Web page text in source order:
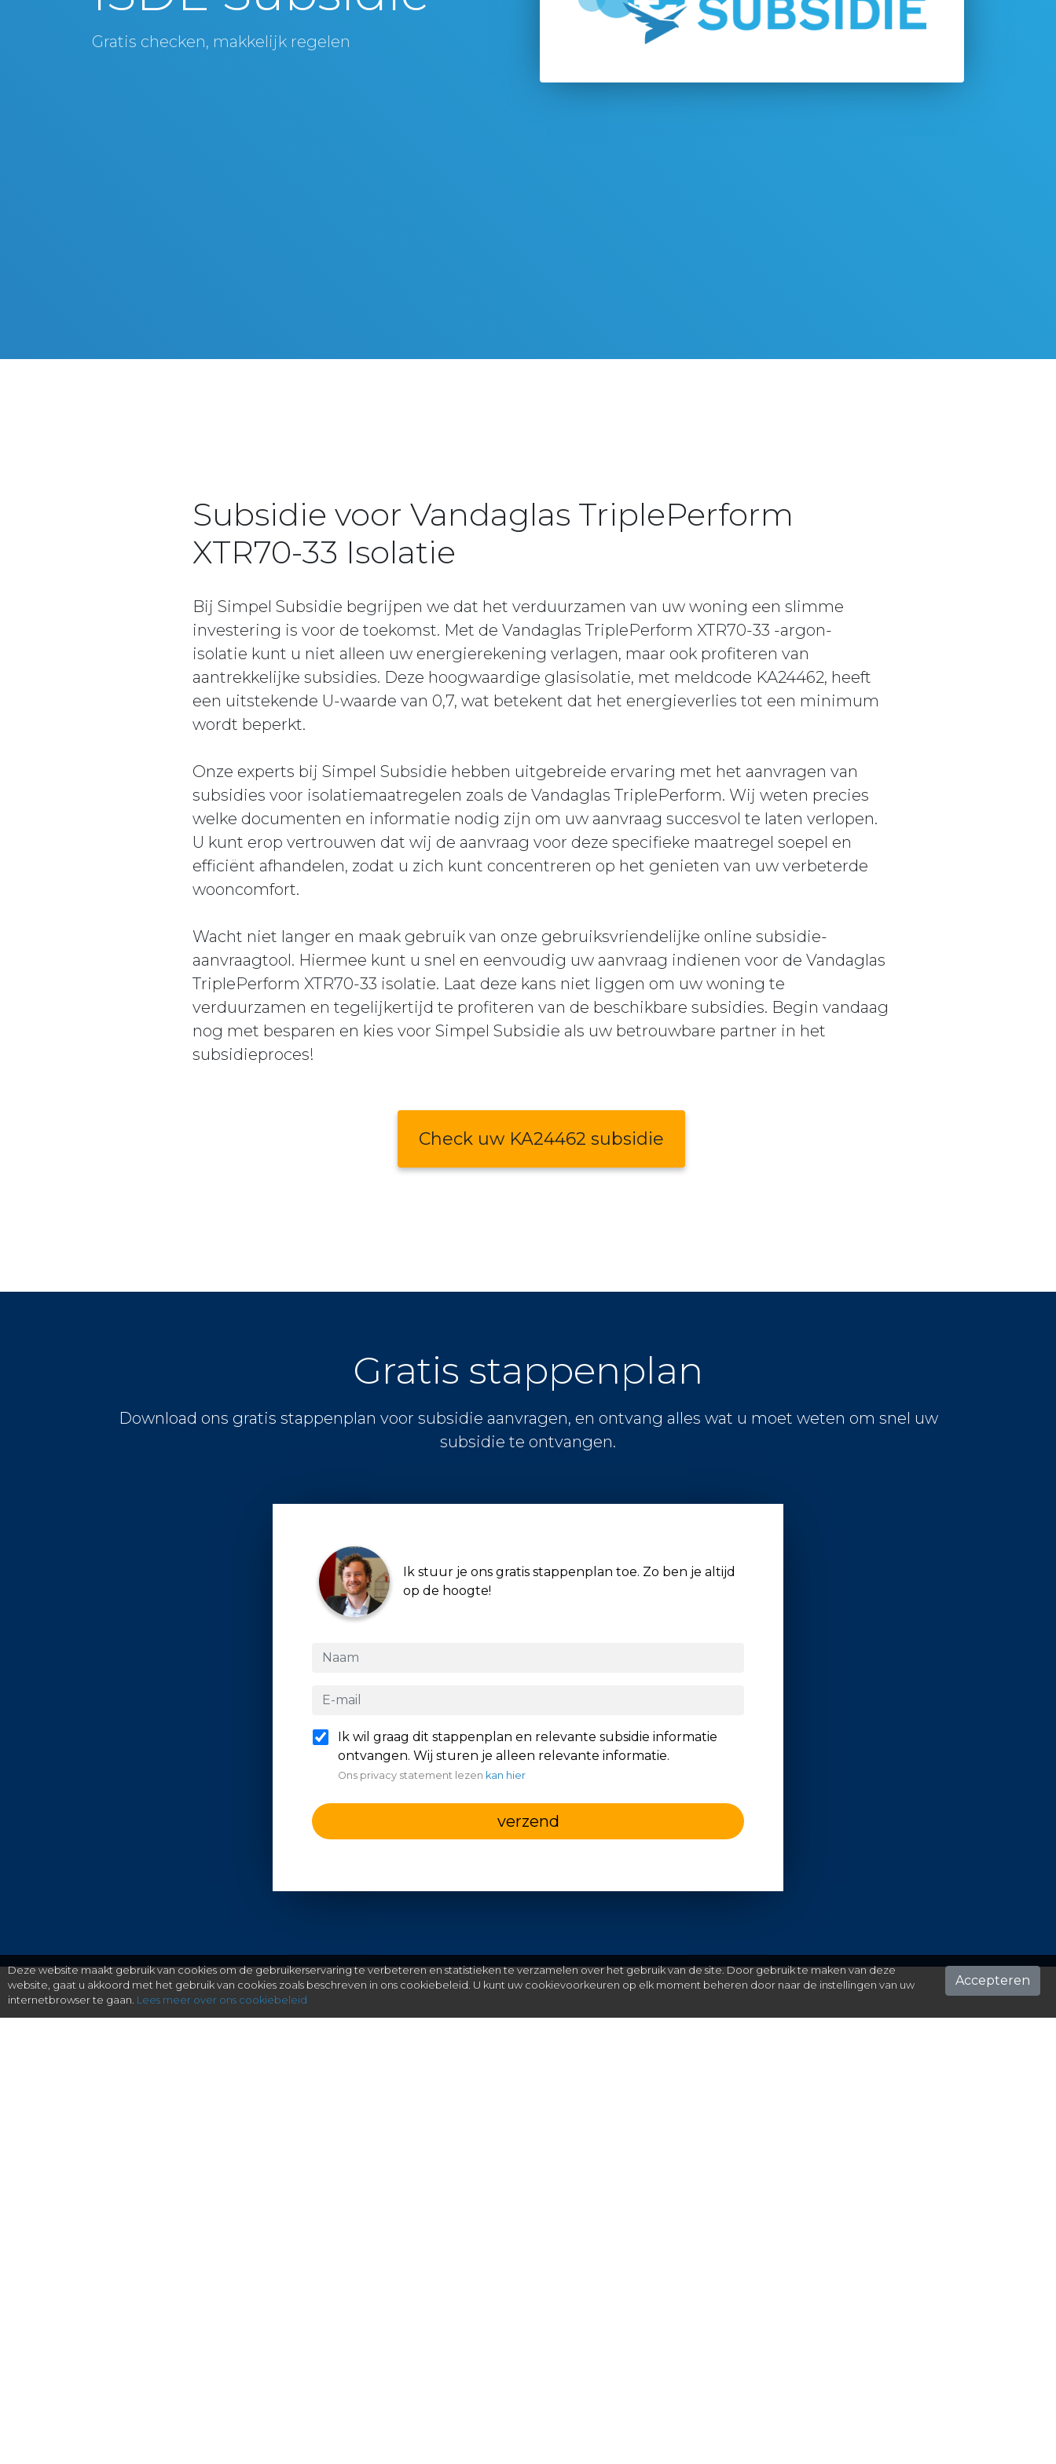
Gratis checken, makkelijk regelen
Subsidie voor Vandaglas TriplePerform
XTR70-33 Isolatie
Bij Simpel Subsidie begrijpen we dat het verduurzamen van uw woning een slimme
investering is voor de toekomst. Met de Vandaglas TriplePerform XTR70-33 -argon-
isolatie kunt u niet alleen uw energierekening verlagen, maar ook profiteren van
aantrekkelijke subsidies. Deze hoogwaardige glasisolatie, met meldcode KA24462, heeft
een uitstekende U-waarde van 0,7, wat betekent dat het energieverlies tot een minimum
wordt beperkt.
Onze experts bij Simpel Subsidie hebben uitgebreide ervaring met het aanvragen van
subsidies voor isolatiemaatregelen zoals de Vandaglas TriplePerform. Wij weten precies
welke documenten en informatie nodig zijn om uw aanvraag succesvol te laten verlopen.
U kunt erop vertrouwen dat wij de aanvraag voor deze specifieke maatregel soepel en
efficiënt afhandelen, zodat u zich kunt concentreren op het genieten van uw verbeterde
wooncomfort.
Wacht niet langer en maak gebruik van onze gebruiksvriendelijke online subsidie-
aanvraagtool. Hiermee kunt u snel en eenvoudig uw aanvraag indienen voor de Vandaglas
TriplePerform XTR70-33 isolatie. Laat deze kans niet liggen om uw woning te
verduurzamen en tegelijkertijd te profiteren van de beschikbare subsidies. Begin vandaag
nog met besparen en kies voor Simpel Subsidie als uw betrouwbare partner in het
subsidieproces!
Check uw KA24462 subsidie
Gratis stappenplan
Download ons gratis stappenplan voor subsidie aanvragen, en ontvang alles wat u moet weten om snel uw
subsidie te ontvangen.
Ik stuur je ons gratis stappenplan toe. Zo ben je altijd
op de hoogte!
Ik wil graag dit stappenplan en relevante subsidie informatie
ontvangen. Wij sturen je alleen relevante informatie.
Ons privacy statement lezen kan hier
verzend
Deze website maakt gebruik van cookies om de gebruikerservaring te verbeteren en statistieken te verzamelen over het gebruik van de site. Door gebruik te maken van deze
website, gaat u akkoord met het gebruik van cookies zoals beschreven in ons cookiebeleid. U kunt uw cookievoorkeuren op elk moment beheren door naar de instellingen van uw
internetbrowser te gaan. Lees meer over ons cookiebeleid
Accepteren